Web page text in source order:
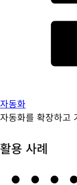
자동화
자동화를 확장하고
활용 사례